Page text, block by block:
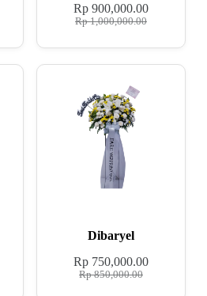
Rp1,000,000.00
Rp 900,000.00
Dibaryel
Rp850,000.00
Rp 750,000.00